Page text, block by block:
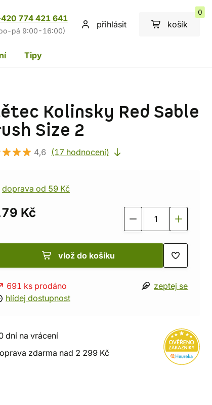
774 421 641
pá 9:00-16:00)
přihlásit košík
0
Tipy
Kolinsky Red Sable
Size 2
4,6 (17 hodnocení)
doprava od 59 Kč
Kč
vlož do košíku
691 ks prodáno
hlídej dostupnost
zeptej se
dní na vrácení
zdarma nad 2 299 Kč